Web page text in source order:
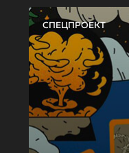
СПЕЦПРОЕКТ